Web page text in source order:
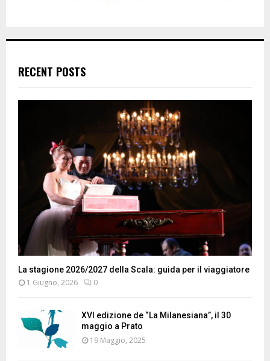
RECENT POSTS
La stagione 2026/2027 della Scala: guida per il viaggiatore
1 Giugno, 2026 0
XVI edizione de “La Milanesiana”, il 30
maggio a Prato
19 Maggio, 2025